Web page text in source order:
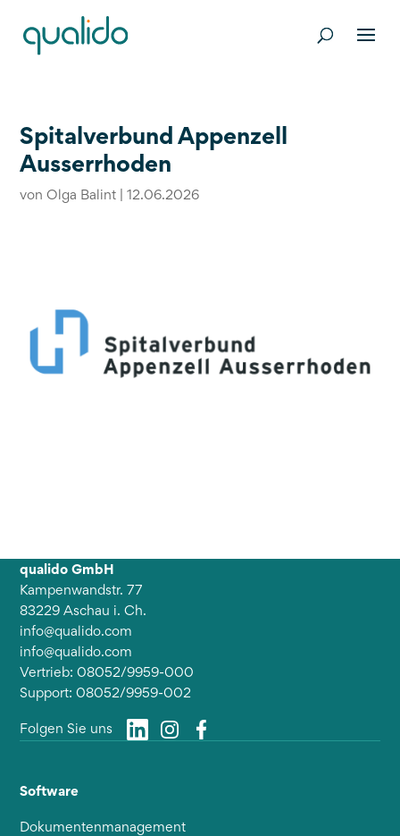
Spitalverbund Appenzell
Ausserrhoden
vonOlga Balint |12.06.2026
qualido GmbH
Kampenwandstr. 77
83229 Aschau i. Ch.
info@qualido.com
info@qualido.com
Vertrieb: 08052/9959-000
Support: 08052/9959-002
Folgen Sie uns
Software
Dokumentenmanagement